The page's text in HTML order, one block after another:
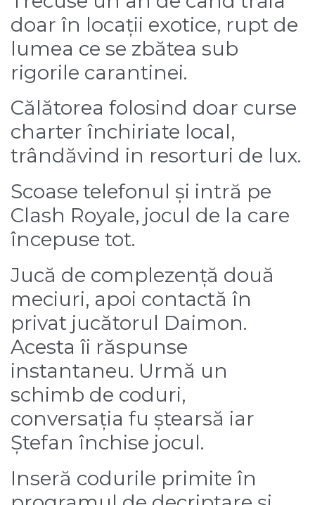
doar în locații exotice, rupt de
lumea ce se zbătea sub
rigorile carantinei.
Călătorea folosind doar curse
charter închiriate local,
trândăvind in resorturi de lux.
Scoase telefonul și intră pe
Clash Royale, jocul de la care
începuse tot.
Jucă de complezență două
meciuri, apoi contactă în
privat jucătorul Daimon.
Acesta îi răspunse
instantaneu. Urmă un
schimb de coduri,
conversația fu ștearsă iar
Ștefan închise jocul.
Inseră codurile primite în